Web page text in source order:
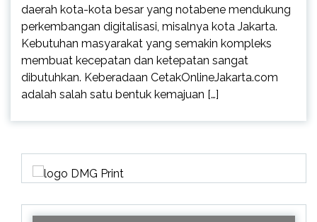
daerah kota-kota besar yang notabene mendukung
perkembangan digitalisasi, misalnya kota Jakarta.
Kebutuhan masyarakat yang semakin kompleks
membuat kecepatan dan ketepatan sangat
dibutuhkan. Keberadaan CetakOnlineJakarta.com
adalah salah satu bentuk kemajuan […]